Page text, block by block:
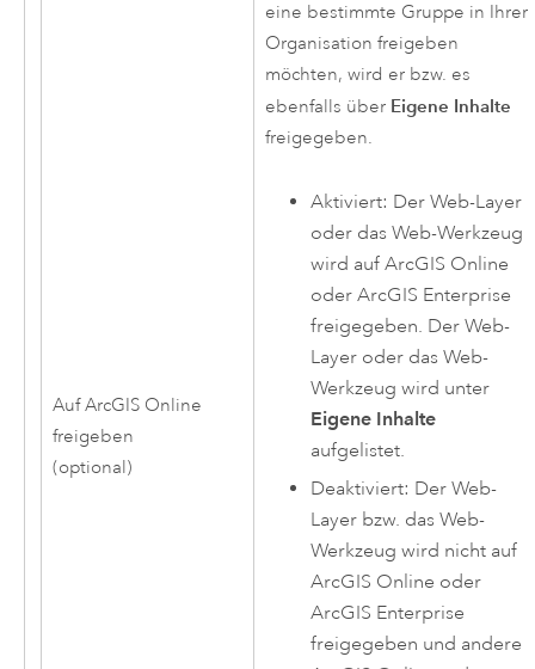
Auf ArcGIS Online
freigeben
(optional)
eine bestimmte Gruppe in Ihrer
Organisation freigeben
möchten, wird er bzw. es
ebenfalls über Eigene Inhalte
freigegeben.
Aktiviert: Der Web-Layer
oder das Web-Werkzeug
wird aufArcGIS Online
oderArcGIS Enterprise
freigegeben. Der Web-
Layer oder das Web-
Werkzeug wird unter
Eigene Inhalte
aufgelistet.
Deaktiviert: Der Web-
Layer bzw. das Web-
Werkzeug wird nicht auf
ArcGIS Online oder
ArcGIS Enterprise
freigegeben und andere